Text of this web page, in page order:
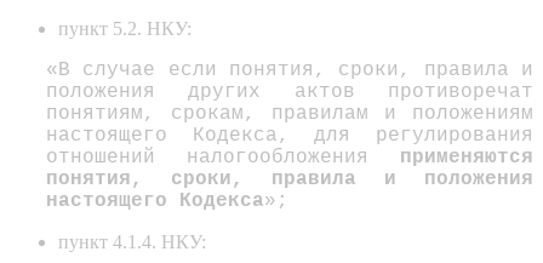
пункт 5.2. НКУ:
«В случае если понятия, сроки, правила и
положения других актов противоречат
понятиям, срокам, правилам и положениям
настоящего Кодекса, для регулирования
отношений налогообложения применяются
понятия, сроки, правила и положения
настоящего Кодекса»;
пункт 4.1.4. НКУ: